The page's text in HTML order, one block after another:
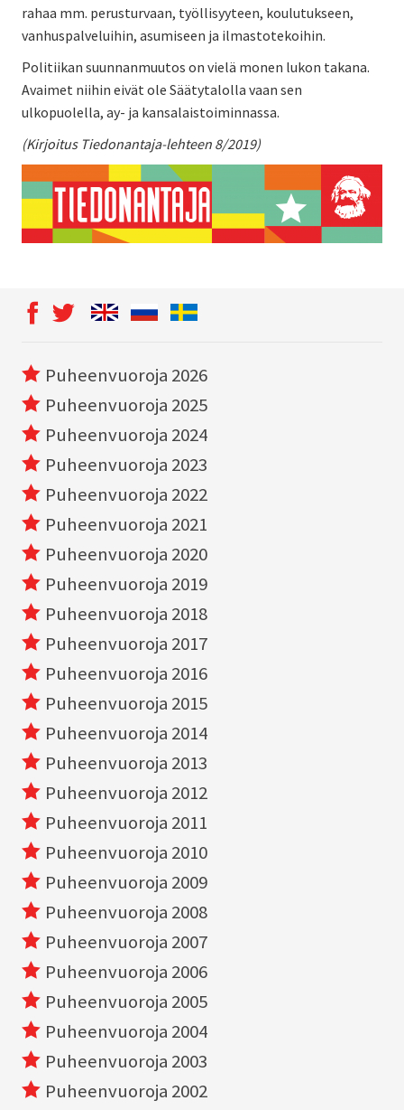
rahaa mm. perusturvaan, työllisyyteen, koulutukseen,
vanhuspalveluihin, asumiseen ja ilmastotekoihin.
Politiikan suunnanmuutos on vielä monen lukon takana.
Avaimet niihin eivät ole Säätytalolla vaan sen
ulkopuolella, ay- ja kansalaistoiminnassa.
(Kirjoitus Tiedonantaja-lehteen 8/2019)
Puheenvuoroja 2026
Puheenvuoroja 2025
Puheenvuoroja 2024
Puheenvuoroja 2023
Puheenvuoroja 2022
Puheenvuoroja 2021
Puheenvuoroja 2020
Puheenvuoroja 2019
Puheenvuoroja 2018
Puheenvuoroja 2017
Puheenvuoroja 2016
Puheenvuoroja 2015
Puheenvuoroja 2014
Puheenvuoroja 2013
Puheenvuoroja 2012
Puheenvuoroja 2011
Puheenvuoroja 2010
Puheenvuoroja 2009
Puheenvuoroja 2008
Puheenvuoroja 2007
Puheenvuoroja 2006
Puheenvuoroja 2005
Puheenvuoroja 2004
Puheenvuoroja 2003
Puheenvuoroja 2002